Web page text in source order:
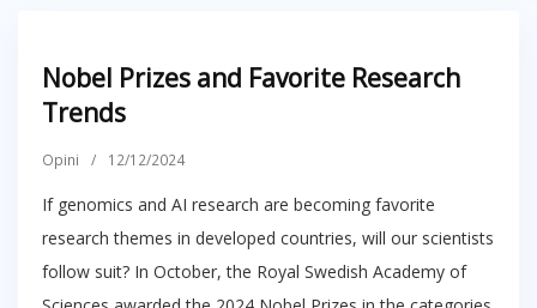
Nobel Prizes and Favorite Research
Trends
Opini / 12/12/2024
If genomics and AI research are becoming favorite
research themes in developed countries, will our scientists
follow suit? In October, the Royal Swedish Academy of